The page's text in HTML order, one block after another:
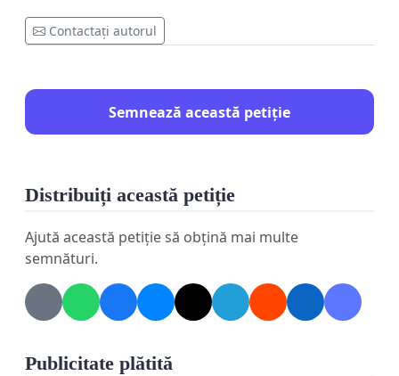
Contactați autorul
Semnează această petiție
Distribuiți această petiție
Ajută această petiție să obțină mai multe
semnături.
Publicitate plătită